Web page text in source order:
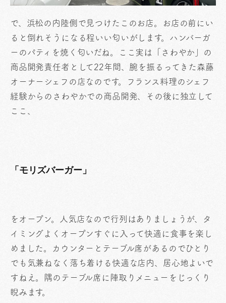
で、浜松の内陸側で見つけたこのお店。お店の前にい
ると倒れそうになる程いい匂いがします。ハンバーガ
ーのパティを焼く匂いだね。ここ実は「さわやか」の
商品開発責任者として22年間、腕を振るってきた森藤
オーナーシェフの店なのです。フランス料理のシェフ
経験からのさわやかでの商品開発、その後に独立して
ここ、
「モリズバーガー」
をオープン。人気店なので行列はありましょうが、タ
イミングよくオープンすぐに入って快適に食事を楽し
めました。カウンターとテーブル席があるのでひとり
でも気兼ねなく落ち着ける快適な店内、居心地よいで
すねえ。隅のテーブル席に陣取りメニューをじっくり
睨みます。